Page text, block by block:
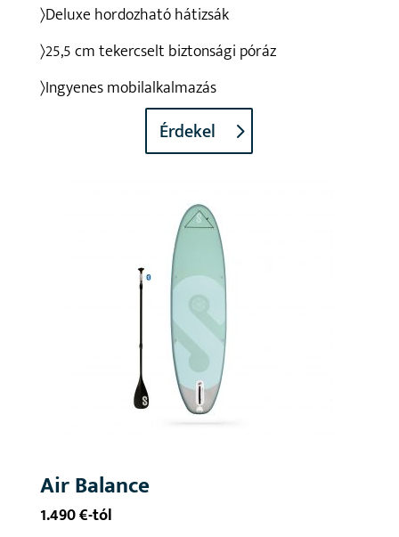
〉Deluxe hordozható hátizsák
〉25,5 cm tekercselt biztonsági póráz
〉Ingyenes mobilalkalmazás
Érdekel
Air Balance
1.490 €-tól